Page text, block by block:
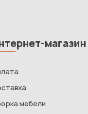
магазин
мебели